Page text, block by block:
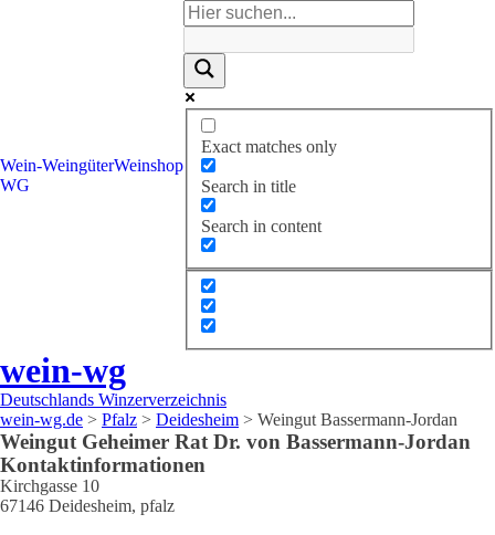
Wein-
WG
WeingüterWeinshop
Exact matches only
Search in title
Search in content
wein-wg
Deutschlands Winzerverzeichnis
wein-wg.de > Pfalz > Deidesheim > Weingut Bassermann-Jordan
Weingut Geheimer Rat Dr. von Bassermann-Jordan
Kontaktinformationen
Kirchgasse 10
67146 Deidesheim, pfalz